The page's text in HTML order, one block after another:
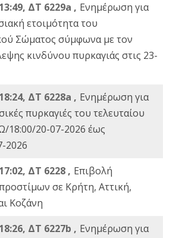
ΔΤ 6229a , Ενημέρωση για
ετοιμότητα του
Σώματος σύμφωνα με τον
κινδύνου πυρκαγιάς στις 23-
ΔΤ 6228a , Ενημέρωση για
πυρκαγιές του τελευταίου
18:00/20-07-2026 έως
2026
ΔΤ 6228 , Επιβολή
σε Κρήτη, Αττική,
Κοζάνη
ΔΤ 6227b , Ενημέρωση για